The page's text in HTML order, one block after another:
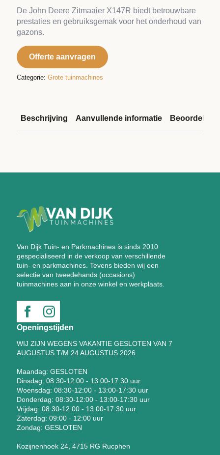
De John Deere Zitmaaier X147R biedt betrouwbare
prestaties en gebruiksgemak voor het onderhoud van
gazons.
Offerte aanvragen
Categorie: Grote tuinmachines
Beschrijving Aanvullende informatie
Van Dijk Tuin- en Parkmachines is sinds 2010
gespecialiseerd in de verkoop van verschillende
tuin- en parkmachines. Tevens bieden wij een
selectie van tweedehands (occasions)
tuinmachines aan in onze winkel en werkplaats.
Openingstijden
WIJ ZIJN WEGENS VAKANTIE GESLOTEN VAN 7
AUGUSTUS T/M 24 AUGUSTUS 2026
Maandag: GESLOTEN
Dinsdag: 08:30-12:00 - 13:00-17:30 uur
Woensdag: 08:30-12:00 - 13:00-17:30 uur
Donderdag: 08:30-12:00 - 13:00-17:30 uur
Vrijdag: 08:30-12:00 - 13:00-17:30 uur
Zaterdag: 09:00 - 12:00 uur
Zondag: GESLOTEN
Kozijnenhoek 24, 4715 RG Rucphen